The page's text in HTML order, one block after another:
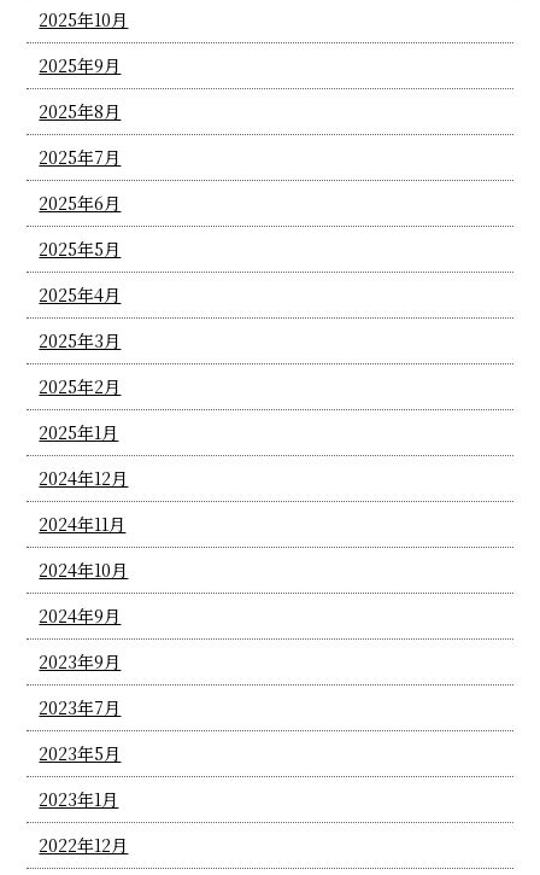
2025年10月
2025年9月
2025年8月
2025年7月
2025年6月
2025年5月
2025年4月
2025年3月
2025年2月
2025年1月
2024年12月
2024年11月
2024年10月
2024年9月
2023年9月
2023年7月
2023年5月
2023年1月
2022年12月